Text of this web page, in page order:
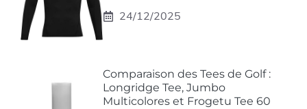
24/12/2025
Comparaison des Tees de Golf :
Longridge Tee, Jumbo
Multicolores et Frogetu Tee 60